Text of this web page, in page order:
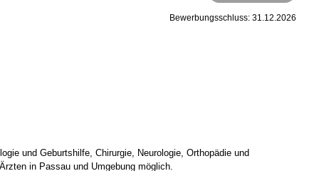
Bewerbungsschluss: 31.12.2026
und Geburtshilfe, Chirurgie, Neurologie, Orthopädie und
in Passau und Umgebung möglich.